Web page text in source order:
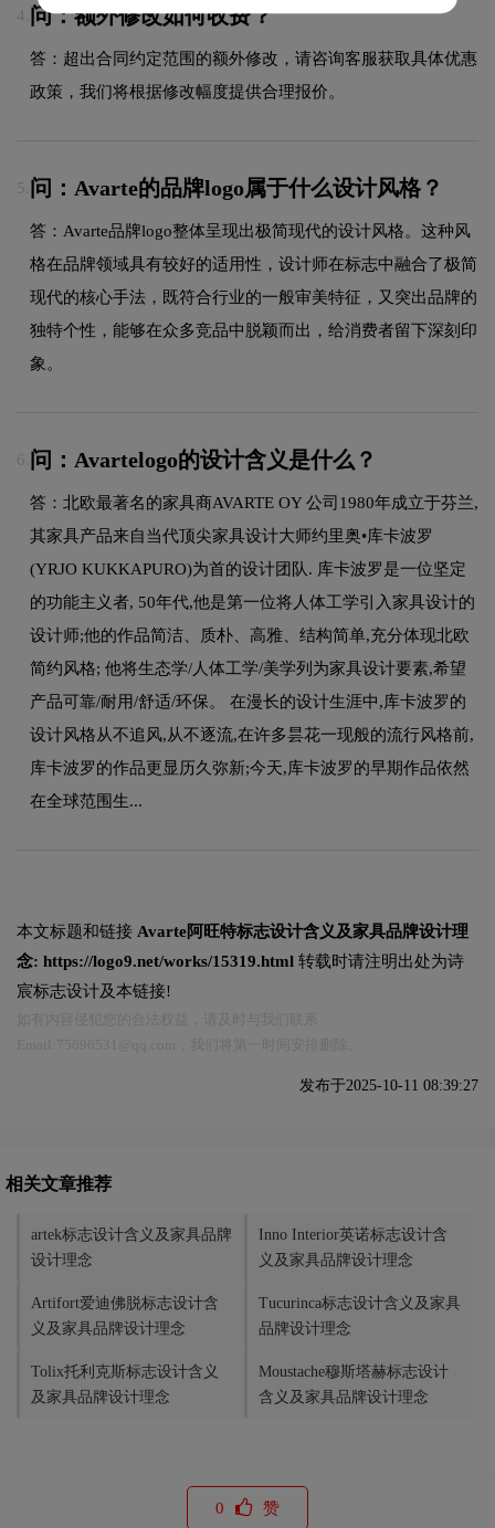
4. 问：额外修改如何收费？
答：超出合同约定范围的额外修改，请咨询客服获取具体优惠
政策，我们将根据修改幅度提供合理报价。
5. 问：Avarte的品牌logo属于什么设计风格？
答：Avarte品牌logo整体呈现出极简现代的设计风格。这种风
格在品牌领域具有较好的适用性，设计师在标志中融合了极简
现代的核心手法，既符合行业的一般审美特征，又突出品牌的
独特个性，能够在众多竞品中脱颖而出，给消费者留下深刻印
象。
6. 问：Avartelogo的设计含义是什么？
答：北欧最著名的家具商AVARTE OY 公司1980年成立于芬兰,
其家具产品来自当代顶尖家具设计大师约里奥•库卡波罗
(YRJO KUKKAPURO)为首的设计团队. 库卡波罗是一位坚定
的功能主义者, 50年代,他是第一位将人体工学引入家具设计的
设计师;他的作品简洁、质朴、高雅、结构简单,充分体现北欧
简约风格; 他将生态学/人体工学/美学列为家具设计要素,希望
产品可靠/耐用/舒适/环保。 在漫长的设计生涯中,库卡波罗的
设计风格从不追风,从不逐流,在许多昙花一现般的流行风格前,
库卡波罗的作品更显历久弥新;今天,库卡波罗的早期作品依然
在全球范围生...
本文标题和链接 Avarte阿旺特标志设计含义及家具品牌设计理
念: https://logo9.net/works/15319.html 转载时请注明出处为诗
宸标志设计及本链接!
发布于2025-10-11 08:39:27
相关文章推荐
artek标志设计含义及家具品牌
设计理念
Inno Interior英诺标志设计含
义及家具品牌设计理念
Artifort爱迪佛脱标志设计含
义及家具品牌设计理念
Tucurinca标志设计含义及家具
品牌设计理念
Tolix托利克斯标志设计含义
及家具品牌设计理念
Moustache穆斯塔赫标志设计
含义及家具品牌设计理念
0 赞